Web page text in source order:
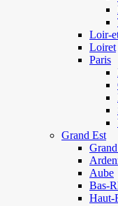
Loir-
Loiret
Paris
Grand Est
Aube
Bas-
Haut-